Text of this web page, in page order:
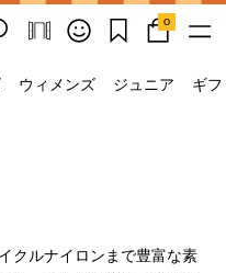
0
ウィメンズ ジュニア ギ
クルナイロンまで豊富な素